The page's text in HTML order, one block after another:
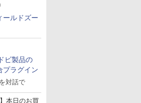
ールドズー
ビ製品の
プラグイン
対話で
】本日のお買